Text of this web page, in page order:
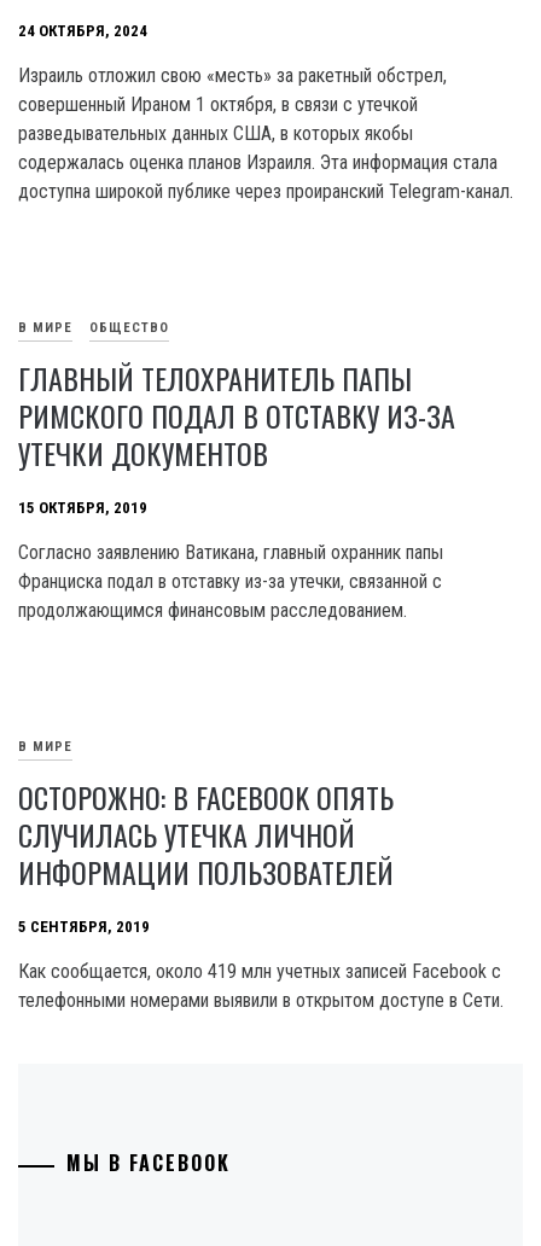
24 ОКТЯБРЯ, 2024
Израиль отложил свою «месть» за ракетный обстрел,
совершенный Ираном 1 октября, в связи с утечкой
разведывательных данных США, в которых якобы
содержалась оценка планов Израиля. Эта информация стала
доступна широкой публике через проиранский Telegram-канал.
В МИРЕ ОБЩЕСТВО
ГЛАВНЫЙ ТЕЛОХРАНИТЕЛЬ ПАПЫ
РИМСКОГО ПОДАЛ В ОТСТАВКУ ИЗ-ЗА
УТЕЧКИ ДОКУМЕНТОВ
15 ОКТЯБРЯ, 2019
Согласно заявлению Ватикана, главный охранник папы
Франциска подал в отставку из-за утечки, связанной с
продолжающимся финансовым расследованием.
В МИРЕ
ОСТОРОЖНО: В FACEBOOK ОПЯТЬ
СЛУЧИЛАСЬ УТЕЧКА ЛИЧНОЙ
ИНФОРМАЦИИ ПОЛЬЗОВАТЕЛЕЙ
5 СЕНТЯБРЯ, 2019
Как сообщается, около 419 млн учетных записей Facebook с
телефонными номерами выявили в открытом доступе в Сети.
МЫ В FACEBOOK